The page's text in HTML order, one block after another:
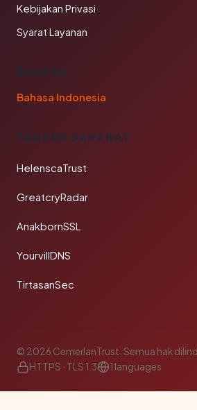
Kebijakan Privasi
Syarat Layanan
BAHASA
Bahasa Indonesia
TAUTAN SAHABAT
HelenscaTrust
GreatcryRadar
AnakbornSSL
YourvillDNS
TirtasanSec
© 2026 CemerlanTrust. Semua hak
HTTPS · TLS 1.3
1 languages